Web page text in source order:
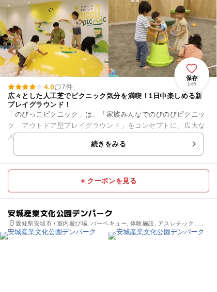
保存
145
4.0
7件
広々とした人工芝でピクニック気分を満喫！1日中楽しめる新
プレイグラウンド！
「のびっこピクニック」は、「家族みんなでのびのびピクニッ
ク アウトドア型プレイグラウンド」をコンセプトに、広大な
人工芝エリア「ピクニックエリア」でレジャーシートを広げ、
続きをみる
クーポンを見る
安城産業文化公園デンパーク
愛知県安城市 / 室内遊び場, バーベキュー, 体験施設, アスレチック, 公
園・総合公園